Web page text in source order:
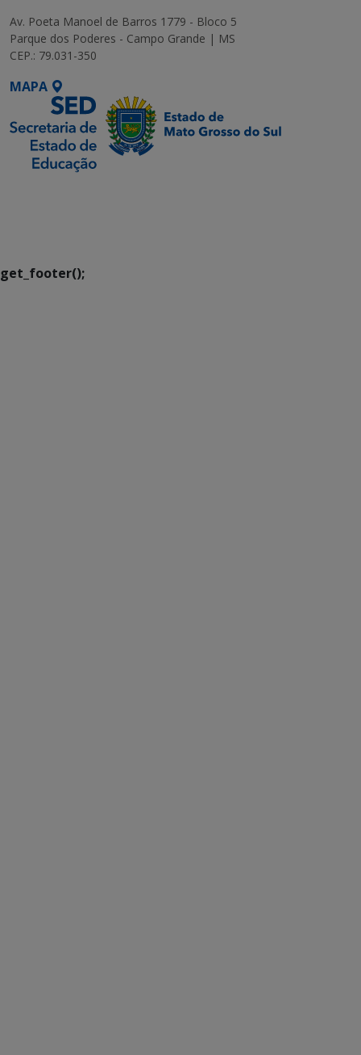
Av. Poeta Manoel de Barros 1779 - Bloco 5
Parque dos Poderes - Campo Grande | MS
CEP.: 79.031-350
MAPA
get_footer();